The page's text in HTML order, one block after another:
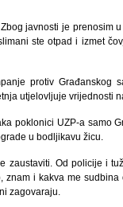
javnosti je prenosim
ste otpad i izmet
protiv Građanskog
utjelovljuje vrijednosti
poklonici UZP-a samo
u bodljikavu žicu.
zaustaviti. Od policije i
i kakva me
zagovaraju.